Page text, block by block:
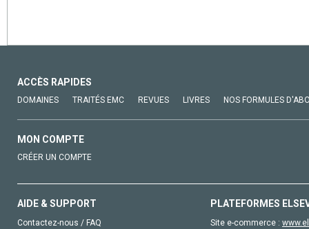
ACCÈS RAPIDES
DOMAINES TRAITÉS EMC REVUES LIVRES NOS FORMULES
MON COMPTE
CRÉER UN COMPTE
AIDE & SUPPORT
Contactez-nous / FAQ
PLATEFORMES
Site e-commerce :